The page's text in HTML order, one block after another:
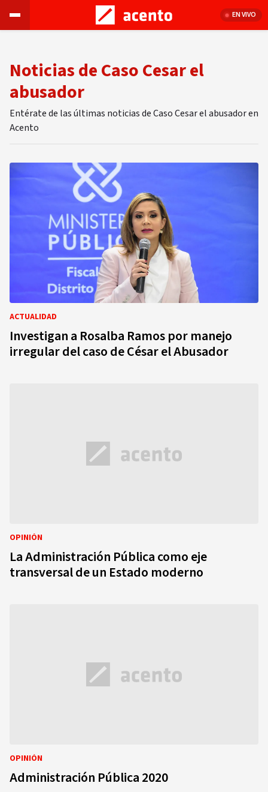
EN VIVO
Noticias de Caso Cesar el
abusador
Entérate de las últimas noticias de Caso Cesar el abusador en
Acento
ACTUALIDAD
Investigan a Rosalba Ramos por manejo
irregular del caso de César el Abusador
OPINIÓN
La Administración Pública como eje
transversal de un Estado moderno
OPINIÓN
Administración Pública 2020